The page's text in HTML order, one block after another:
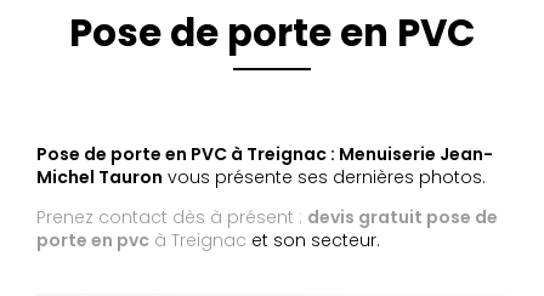
Pose de porte en PVC
Pose de porte en PVC à Treignac : Menuiserie Jean-
Michel Tauron vous présente ses dernières photos.
Prenez contact dès à présent : devis gratuit pose de
porte en pvc à Treignac et son secteur.